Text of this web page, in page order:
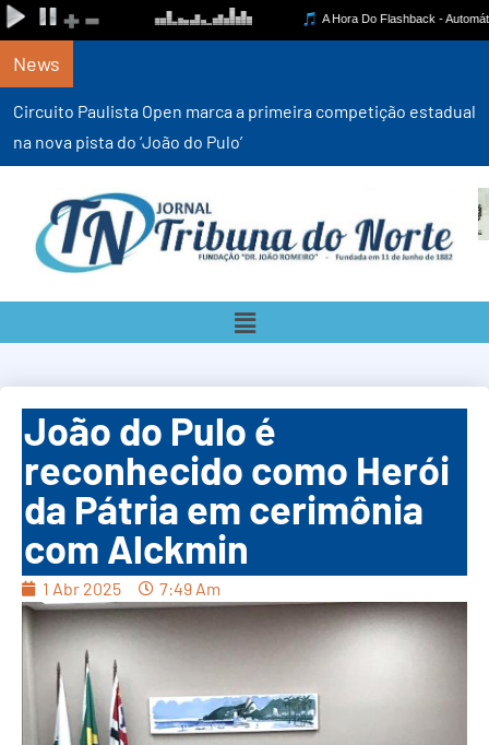
News
Circuito Paulista Open marca a primeira competição estadual
na nova pista do ‘João do Pulo’
João do Pulo é
reconhecido como Herói
da Pátria em cerimônia
com Alckmin
1 Abr 2025 7:49 Am